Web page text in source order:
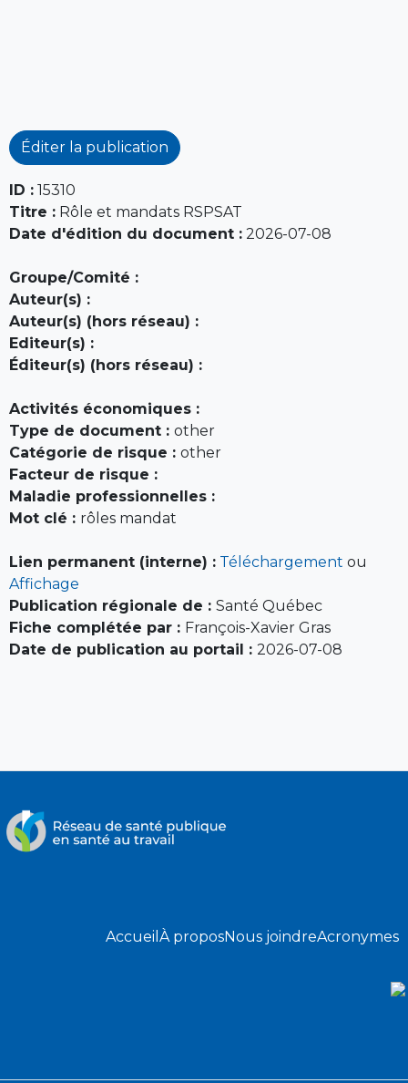
Éditer la publication
ID : 15310
Titre : Rôle et mandats RSPSAT
Date d'édition du document : 2026-07-08
Groupe/Comité :
Auteur(s) :
Auteur(s) (hors réseau) :
Editeur(s) :
Éditeur(s) (hors réseau) :
Activités économiques :
Type de document : other
Catégorie de risque : other
Facteur de risque :
Maladie professionnelles :
Mot clé : rôles mandat
Lien permanent (interne) : Téléchargement ou
Affichage
Publication régionale de : Santé Québec
Fiche complétée par : François-Xavier Gras
Date de publication au portail : 2026-07-08
Accueil À proposNous joindreAcronymes